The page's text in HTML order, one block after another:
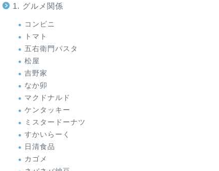
1. グルメ関係
コンビニ
トマト
五右衛門パスタ
松屋
吉野家
なか卯
マクドナルド
ケンタッキー
ミスタードーナツ
すかいらーく
日清食品
カゴメ